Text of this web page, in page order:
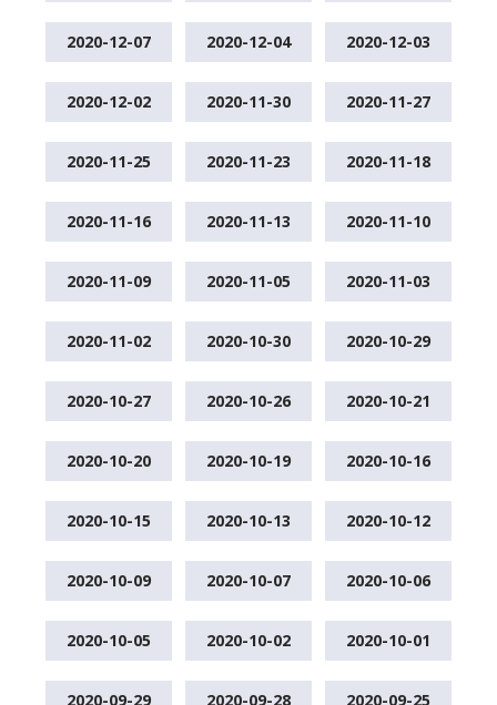
2020-12-07 2020-12-04 2020-12-03
2020-12-02 2020-11-30 2020-11-27
2020-11-25 2020-11-23 2020-11-18
2020-11-16 2020-11-13 2020-11-10
2020-11-09 2020-11-05 2020-11-03
2020-11-02 2020-10-30 2020-10-29
2020-10-27 2020-10-26 2020-10-21
2020-10-20 2020-10-19 2020-10-16
2020-10-15 2020-10-13 2020-10-12
2020-10-09 2020-10-07 2020-10-06
2020-10-05 2020-10-02 2020-10-01
2020-09-29 2020-09-28 2020-09-25